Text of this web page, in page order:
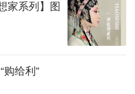
家系列】图
购给利”